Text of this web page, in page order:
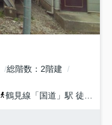
総階数
2階建
鶴見線 「 国道 」駅 徒歩8分